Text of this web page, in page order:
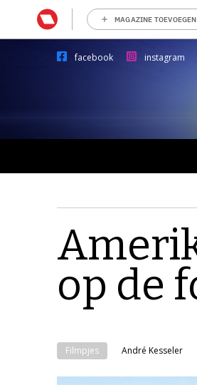
MAGAZINE TOEVOEGEN
facebook instagram
op de
Filmpjes André Kesseler